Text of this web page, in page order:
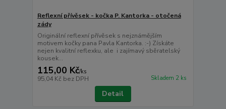
Reflexní přívěsek - kočka P. Kantorka - otočená
zády
Originální reflexní přívěsek s nejznámějším
motivem kočky pana Pavla Kantorka. :-) Získáte
nejen kvalitní reflexku, ale i zajímavý sběratelský
kousek...
115,00 Kč/ks
95,04 Kč bez DPH Skladem 2 ks
Detail